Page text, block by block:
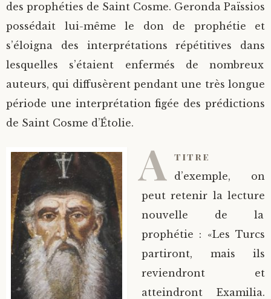
Père Héliodore
des prophéties de Saint Cosme. Geronda Païssios
possédait lui-même le don de prophétie et
s’éloigna des interprétations répétitives dans
lesquelles s’étaient enfermés de nombreux
auteurs, qui diffusèrent pendant une très longue
période une interprétation figée des prédictions
de Saint Cosme d’Étolie.
A titre
d’exemple, on
peut retenir la lecture
nouvelle de la
prophétie : «Les Turcs
partiront, mais ils
reviendront et
atteindront Examilia.